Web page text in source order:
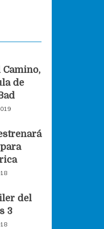
Camino,
de
del
3